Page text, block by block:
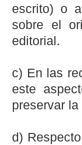
escrito) o
sobre el
editorial.
c) En las
este
preservar
d)